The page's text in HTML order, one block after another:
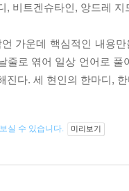
, 비트겐슈타인, 앙드레
가운데 핵심적인 내용
줄로 엮어 일상 언어로
진다. 세 현인의 한마디,
실 수 있습니다. 미리보기